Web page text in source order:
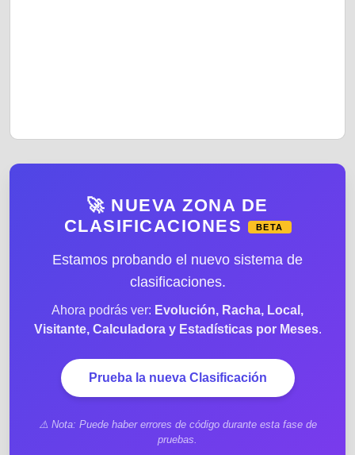
🚀 NUEVA ZONA DE
CLASIFICACIONES
BETA
Estamos probando el nuevo sistema de
clasificaciones.
Ahora podrás ver: Evolución, Racha, Local,
Visitante, Calculadora y Estadísticas por Meses.
Prueba la nueva Clasificación
⚠️ Nota: Puede haber errores de código durante esta fase de
pruebas.